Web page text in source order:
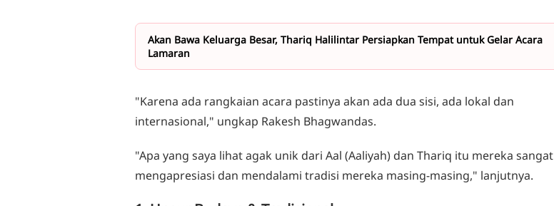
Akan Bawa Keluarga Besar, Thariq Halilintar Persiapkan Tempat untuk Gelar Acara
Lamaran
"Karena ada rangkaian acara pastinya akan ada dua sisi, ada lokal dan
internasional," ungkap Rakesh Bhagwandas.
"Apa yang saya lihat agak unik dari Aal (Aaliyah) dan Thariq itu mereka sangat
mengapresiasi dan mendalami tradisi mereka masing-masing," lanjutnya.